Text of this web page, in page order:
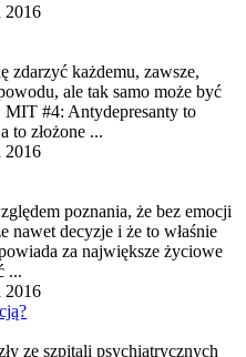
2016
zdarzyć każdemu, zawsze,
ale tak samo może być
MIT #4: Antydepresanty to
to złożone ...
2016
poznania, że bez emocji
nawet decyzje i że to właśnie
za największe życiowe
...
2016
ze szpitali psychiatrycznych